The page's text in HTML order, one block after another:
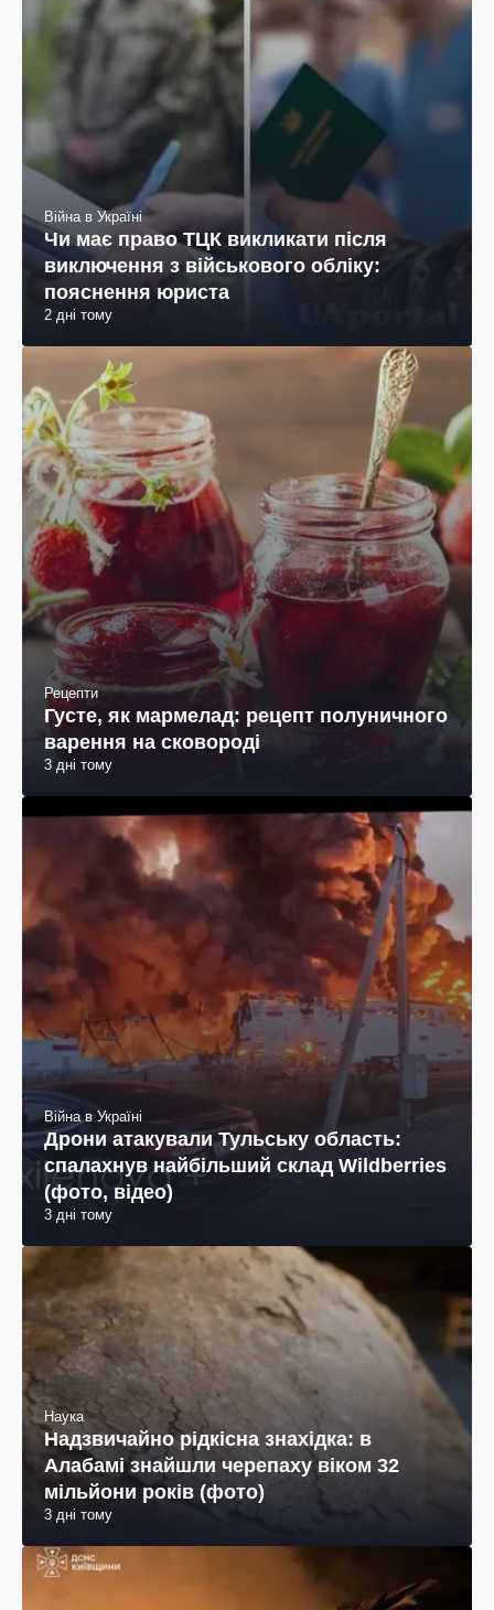
Війна в Україні
Чи має право ТЦК викликати після
виключення з військового обліку:
пояснення юриста
2 дні тому
Рецепти
Густе, як мармелад: рецепт полуничного
варення на сковороді
3 дні тому
Війна в Україні
Дрони атакували Тульську область:
спалахнув найбільший склад Wildberries
(фото, відео)
3 дні тому
Наука
Надзвичайно рідкісна знахідка: в
Алабамі знайшли черепаху віком 32
мільйони років (фото)
3 дні тому